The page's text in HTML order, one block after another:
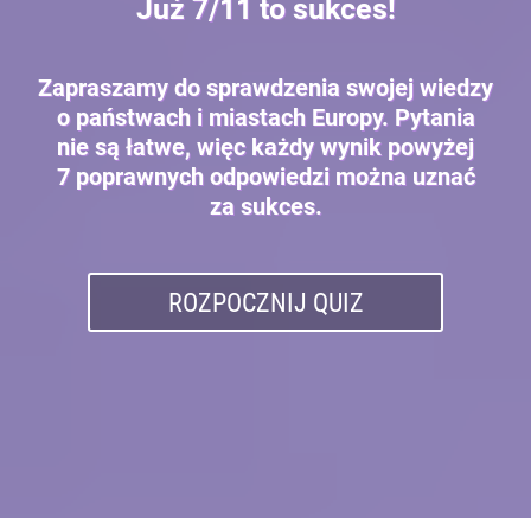
Już 7/11 to sukces!
Zapraszamy do sprawdzenia swojej wiedzy
o państwach i miastach Europy. Pytania
nie są łatwe, więc każdy wynik powyżej
7 poprawnych odpowiedzi można uznać
za sukces.
ROZPOCZNIJ QUIZ